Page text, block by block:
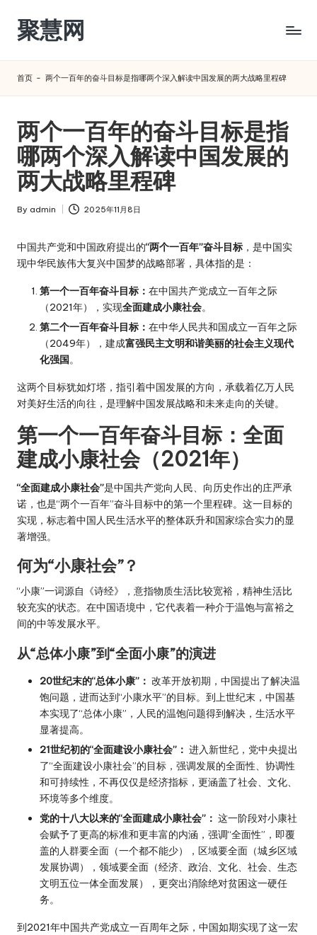
Skip
content
聚慧网
首页 - 两个一百年的奋斗目标是指哪两个深入解读中国发展的两大战略里程碑
两个一百年的奋斗目标是指
哪两个深入解读中国发展的
两大战略里程碑
Posted
By admin 2025年11月8日
中国共产党和中国政府提出的“两个一百年”奋斗目标 ，是中国实
现中华民族伟大复兴中国梦的战略部署，具体指的是：
第一个一百年奋斗目标： 在中国共产党成立一百年之际
（2021年），实现全面建成小康社会。
第二个一百年奋斗目标： 在中华人民共和国成立一百年之际
（2049年），建成富强民主文明和谐美丽的社会主义现代
化强国。
这两个目标犹如灯塔，指引着中国发展的方向，承载着亿万人民
对美好生活的向往，是理解中国发展战略和未来走向的关键。
第一个一百年奋斗目标：全面
建成小康社会（2021年）
“全面建成小康社会”是中国共产党向人民、向历史作出的庄严承
诺，也是“两个一百年”奋斗目标中的第一个里程碑。这一目标的
实现，标志着中国人民生活水平的整体跃升和国家综合实力的显
著增强。
何为“小康社会”？
“小康”一词源自《诗经》，意指物质生活比较宽裕，精神生活比
较充实的状态。在中国语境中，它代表着一种介于温饱与富裕之
间的中等发展水平。
从“总体小康”到“全面小康”的演进
20世纪末的“总体小康”： 改革开放初期，中国提出了解决温
饱问题，进而达到“小康水平”的目标。到上世纪末，中国基
本实现了“总体小康”，人民的温饱问题得到解决，生活水平
显著提高。
21世纪初的“全面建设小康社会”： 进入新世纪，党中央提出
了“全面建设小康社会”的目标，强调发展的全面性、协调性
和可持续性，不再仅仅是经济指标，更涵盖了社会、文化、
环境等多个维度。
党的十八大以来的“全面建成小康社会”： 这一阶段对小康社
会赋予了更高的标准和更丰富的内涵，强调“全面性”，即覆
盖的人群要全面（一个都不能少），区域要全面（城乡区域
发展协调），领域要全面（经济、政治、文化、社会、生态
文明五位一体全面发展），更突出消除绝对贫困这一硬任
务。
到2021年中国共产党成立一百周年之际，中国如期实现了这一宏